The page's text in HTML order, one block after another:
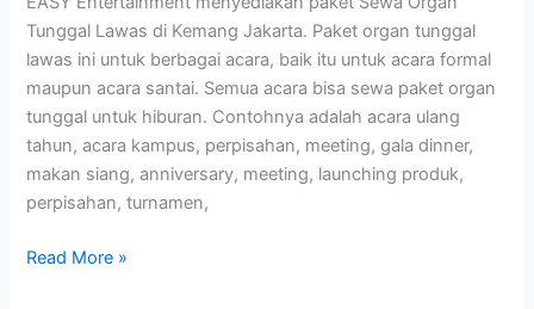
Tunggal Lawas di Kemang Jakarta. Paket organ tunggal
lawas ini untuk berbagai acara, baik itu untuk acara formal
maupun acara santai. Semua acara bisa sewa paket organ
tunggal untuk hiburan. Contohnya adalah acara ulang
tahun, acara kampus, perpisahan, meeting, gala dinner,
makan siang, anniversary, meeting, launching produk,
perpisahan, turnamen,
Read More »